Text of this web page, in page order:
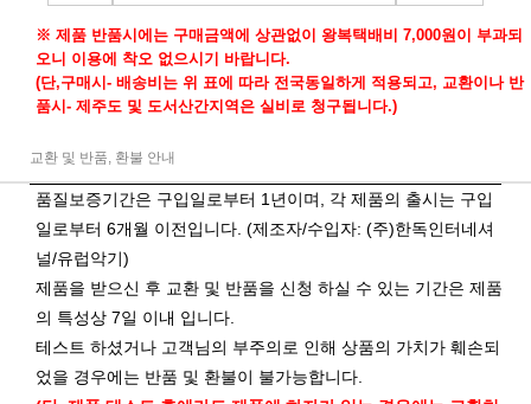
※ 제품 반품시에는 구매금액에 상관없이 왕복택배비 7,000원이 부과되
오니 이용에 착오 없으시기 바랍니다.
(단,구매시- 배송비는 위 표에 따라 전국동일하게 적용되고, 교환이나 반
품시- 제주도 및 도서산간지역은 실비로 청구됩니다.)
교환 및 반품, 환불 안내
품질보증기간은 구입일로부터 1년이며, 각 제품의 출시는 구입
일로부터 6개월 이전입니다. (제조자/수입자: (주)한독인터네셔
널/유럽악기)
제품을 받으신 후 교환 및 반품을 신청 하실 수 있는 기간은 제품
의 특성상 7일 이내 입니다.
테스트 하셨거나 고객님의 부주의로 인해 상품의 가치가 훼손되
었을 경우에는 반품 및 환불이 불가능합니다.